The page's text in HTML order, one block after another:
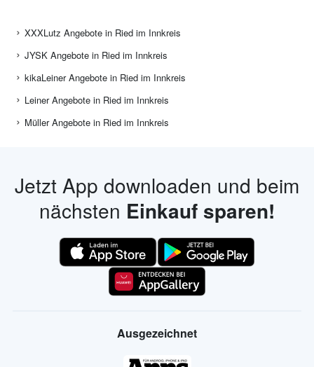
XXXLutz Angebote in Ried im Innkreis
JYSK Angebote in Ried im Innkreis
kikaLeiner Angebote in Ried im Innkreis
Leiner Angebote in Ried im Innkreis
Müller Angebote in Ried im Innkreis
Jetzt App downloaden und beim
nächsten Einkauf sparen!
Ausgezeichnet